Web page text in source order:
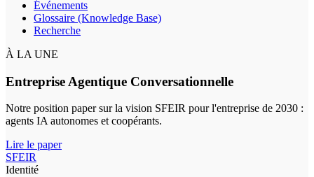
Événements
Glossaire (Knowledge Base)
Recherche
À LA UNE
Entreprise Agentique Conversationnelle
Notre position paper sur la vision SFEIR pour l'entreprise de 2030 :
agents IA autonomes et coopérants.
Lire le paper
SFEIR
Identité